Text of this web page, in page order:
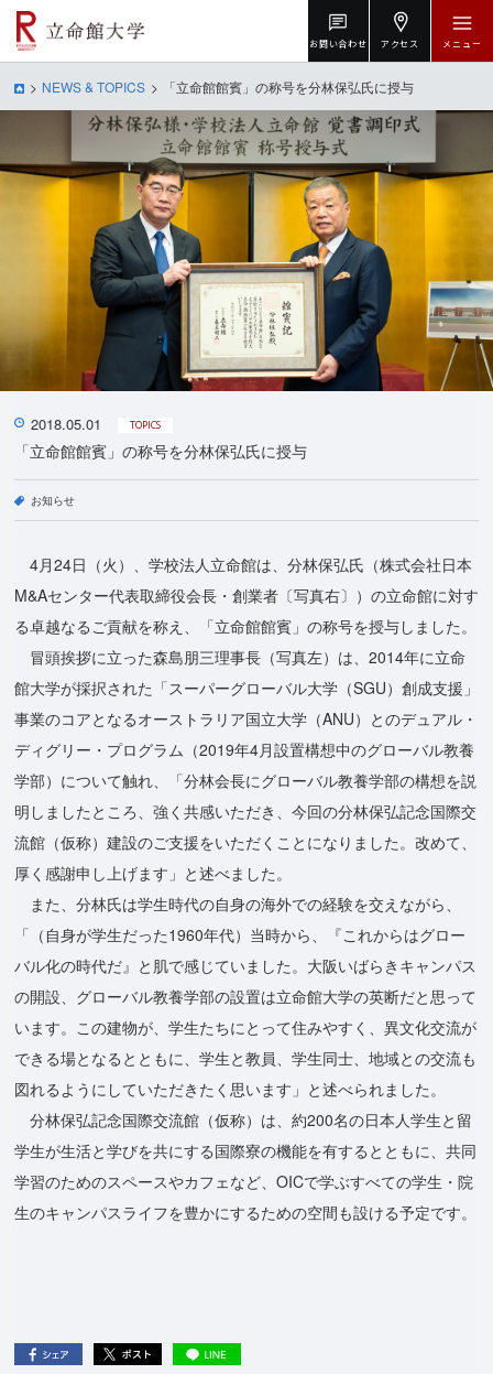
お問い合わせ アクセス メニュー
NEWS & TOPICS 「立命館館賓」の称号を分林保弘氏に授与
2018.05.01 TOPICS
「立命館館賓」の称号を分林保弘氏に授与
お知らせ
4月24日（火）、学校法人立命館は、分林保弘氏（株式会社日本
M&Aセンター代表取締役会長・創業者〔写真右〕）の立命館に対す
る卓越なるご貢献を称え、「立命館館賓」の称号を授与しました。
冒頭挨拶に立った森島朋三理事長（写真左）は、2014年に立命
館大学が採択された「スーパーグローバル大学（SGU）創成支援」
事業のコアとなるオーストラリア国立大学（ANU）とのデュアル・
ディグリー・プログラム（2019年4月設置構想中のグローバル教養
学部）について触れ、「分林会長にグローバル教養学部の構想を説
明しましたところ、強く共感いただき、今回の分林保弘記念国際交
流館（仮称）建設のご支援をいただくことになりました。改めて、
厚く感謝申し上げます」と述べました。
また、分林氏は学生時代の自身の海外での経験を交えながら、
「（自身が学生だった1960年代）当時から、『これからはグロー
バル化の時代だ』と肌で感じていました。大阪いばらきキャンパス
の開設、グローバル教養学部の設置は立命館大学の英断だと思って
います。この建物が、学生たちにとって住みやすく、異文化交流が
できる場となるとともに、学生と教員、学生同士、地域との交流も
図れるようにしていただきたく思います」と述べられました。
分林保弘記念国際交流館（仮称）は、約200名の日本人学生と留
学生が生活と学びを共にする国際寮の機能を有するとともに、共同
学習のためのスペースやカフェなど、OICで学ぶすべての学生・院
生のキャンパスライフを豊かにするための空間も設ける予定です。